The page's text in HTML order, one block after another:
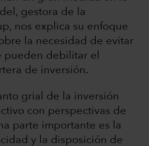
gestora de la
nos explica su enfoque
la necesidad de evitar
pueden debilitar el
de inversión.
grial de la inversión
con perspectivas de
parte importante es la
y la disposición de